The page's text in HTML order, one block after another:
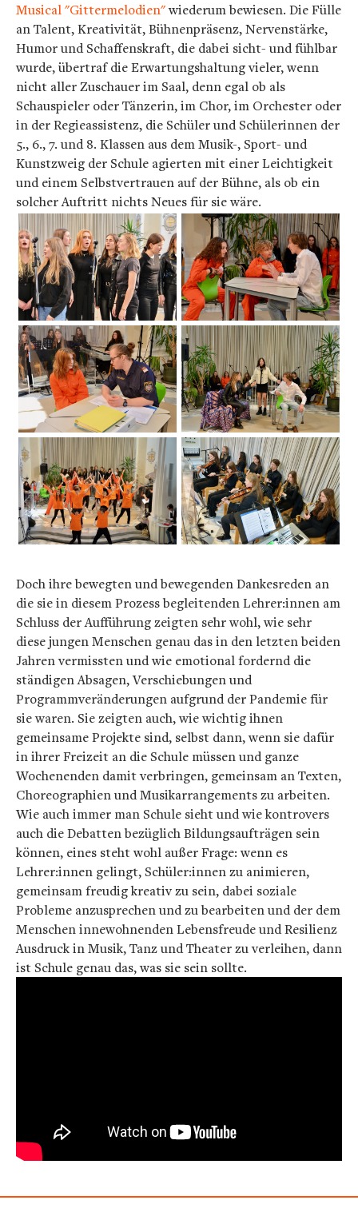
Musical "Gittermelodien"wiederum bewiesen. Die Fülle
an Talent, Kreativität, Bühnenpräsenz, Nervenstärke,
Humor und Schaffenskraft, die dabei sicht- und fühlbar
wurde, übertraf die Erwartungshaltung vieler, wenn
nicht aller Zuschauer im Saal, denn egal ob als
Schauspieler oder Tänzerin, im Chor, im Orchester oder
in der Regieassistenz, die Schüler und Schülerinnen der
5., 6., 7. und 8. Klassen aus dem Musik-, Sport- und
Kunstzweig der Schule agierten mit einer Leichtigkeit
und einem Selbstvertrauen auf der Bühne, als ob ein
solcher Auftritt nichts Neues für sie wäre.
Doch ihre bewegten und bewegenden Dankesreden an
die sie in diesem Prozess begleitenden Lehrer:innen am
Schluss der Aufführung zeigten sehr wohl, wie sehr
diese jungen Menschen genau das in den letzten beiden
Jahren vermissten und wie emotional fordernd die
ständigen Absagen, Verschiebungen und
Programmveränderungen aufgrund der Pandemie für
sie waren. Sie zeigten auch, wie wichtig ihnen
gemeinsame Projekte sind, selbst dann, wenn sie dafür
in ihrer Freizeit an die Schule müssen und ganze
Wochenenden damit verbringen, gemeinsam an Texten,
Choreographien und Musikarrangements zu arbeiten.
Wie auch immer man Schule sieht und wie kontrovers
auch die Debatten bezüglich Bildungsaufträgen sein
können, eines steht wohl außer Frage: wenn es
Lehrer:innen gelingt, Schüler:innen zu animieren,
gemeinsam freudig kreativ zu sein, dabei soziale
Probleme anzusprechen und zu bearbeiten und der dem
Menschen innewohnenden Lebensfreude und Resilienz
Ausdruck in Musik, Tanz und Theater zu verleihen, dann
ist Schule genau das, was sie sein sollte.